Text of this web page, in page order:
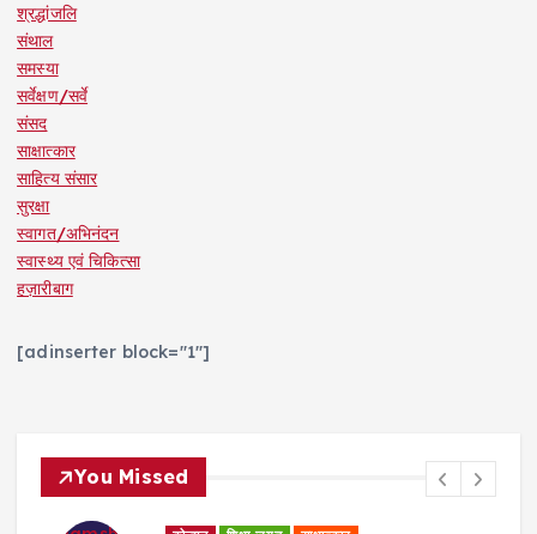
श्रद्धांजलि
संथाल
समस्या
सर्वेक्षण/सर्वे
संसद
साक्षात्कार
साहित्य संसार
सुरक्षा
स्वागत/अभिनंदन
स्वास्थ्य एवं चिकित्सा
हज़ारीबाग
[adinserter block="1"]
You Missed